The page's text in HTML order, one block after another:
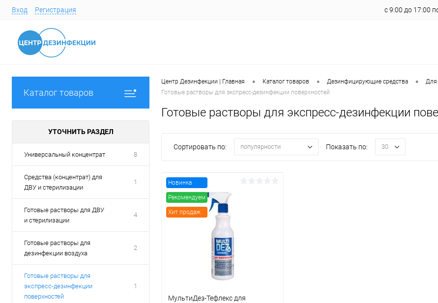
Вход Регистрация с 9:00 до 17:00
Каталог товаров
УТОЧНИТЬ РАЗДЕЛ
Универсальный концентрат 8
Средства (концентрат) для
ДВУ и стерилизации
1
Готовые растворы для ДВУ
и стерилизации
4
Готовые растворы для
дезинфекции воздуха
2
Готовые растворы для
экспресс-дезинфекции
поверхностей
1
Центр Дезинфекции | Главная • Каталог товаров • Дезинфицирующие средства • Для
Готовые растворы для экспресс-дезинфекции поверхностей
Готовые растворы для экспресс-дезинфекции
Сортировать по: популярности Показать по: 30
Новинка
Рекомендуем
Хит продаж
МультиДез-Тефлекс для